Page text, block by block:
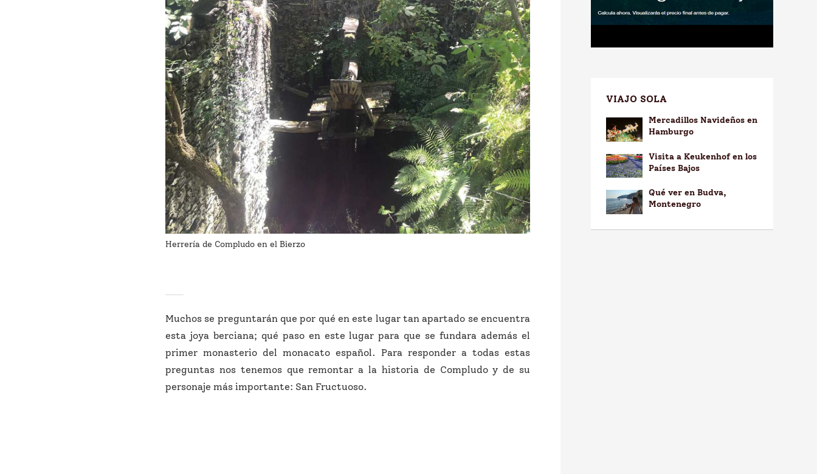
Herrería de Compludo en el Bierzo
Muchos se preguntarán que por qué en este lugar tan apartado se encuentra
esta joya berciana; qué paso en este lugar para que se fundara además el
primer monasterio del monacato español. Para responder a todas estas
preguntas nos tenemos que remontar a la historia de Compludo y de su
personaje más importante: San Fructuoso.
VIAJO SOLA
Mercadillos Navideños en
Hamburgo
Visita a Keukenhof en los
Países Bajos
Qué ver en Budva,
Montenegro